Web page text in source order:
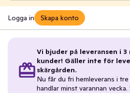
Logga in Skapa konto
Vi bjuder på leveransen i 3
kunder! Gäller inte för
skärgården.
Nu får du fri hemleverans i tre
handlar minst varannan vecka.